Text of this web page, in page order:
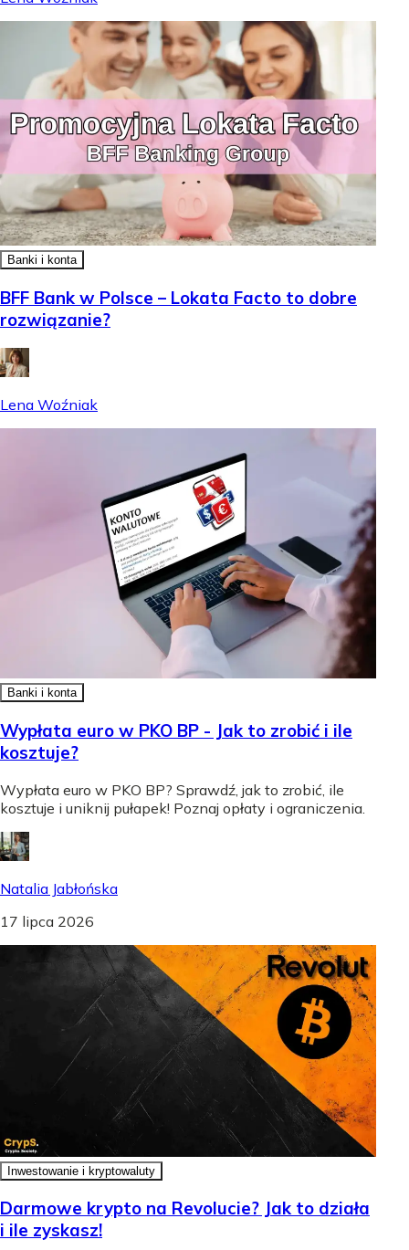
Banki i konta
BFF Bank w Polsce – Lokata Facto to dobre
rozwiązanie?
Lena Woźniak
Banki i konta
Wypłata euro w PKO BP - Jak to zrobić i ile
kosztuje?
Wypłata euro w PKO BP? Sprawdź, jak to zrobić, ile
kosztuje i uniknij pułapek! Poznaj opłaty i ograniczenia.
Natalia Jabłońska
17 lipca 2026
Inwestowanie i kryptowaluty
Darmowe krypto na Revolucie? Jak to działa
i ile zyskasz!